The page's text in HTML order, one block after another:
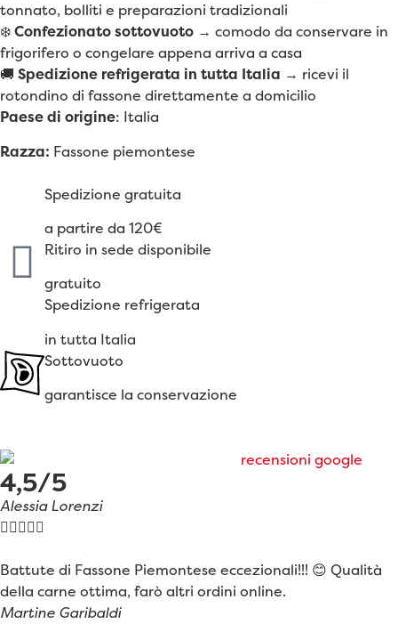
tonnato, bolliti e preparazioni tradizionali
❄️Confezionato sottovuoto → comodo da conservare in
frigorifero o congelare appena arriva a casa
🚚 Spedizione refrigerata in tutta Italia → ricevi il
rotondino di fassone direttamente a domicilio
Paese di origine: Italia
Razza: Fassone piemontese
Spedizione gratuita
a partire da 120€
Ritiro in sede disponibile
gratuito
Spedizione refrigerata
in tutta Italia
Sottovuoto
garantisce la conservazione
4,5/5
Alessia Lorenzi

Battute di Fassone Piemontese eccezionali!!! 😊 Qualità
della carne ottima, farò altri ordini online.
Martine Garibaldi